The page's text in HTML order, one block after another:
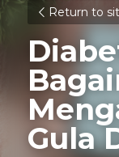
Return to
Gula